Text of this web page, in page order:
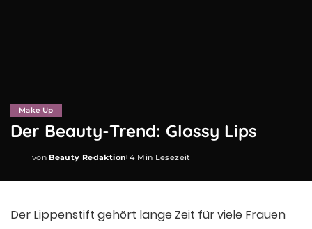
Make Up
Der Beauty-Trend: Glossy Lips
Posted
von Beauty Redaktion 4 Min Lesezeit
Der Lippenstift gehört lange Zeit für viele Frauen